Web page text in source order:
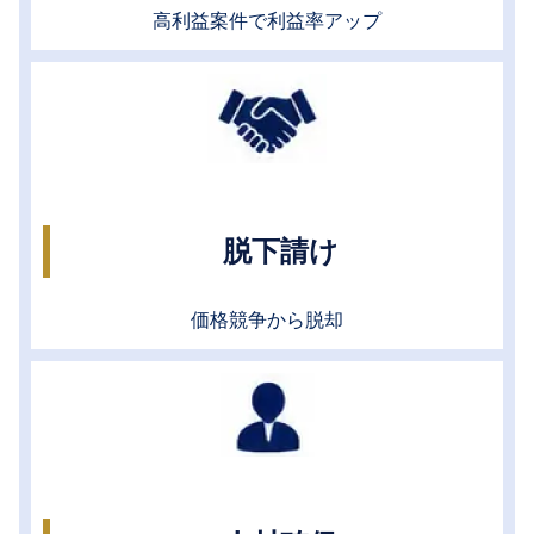
高利益案件で利益率アップ
脱下請け
価格競争から脱却